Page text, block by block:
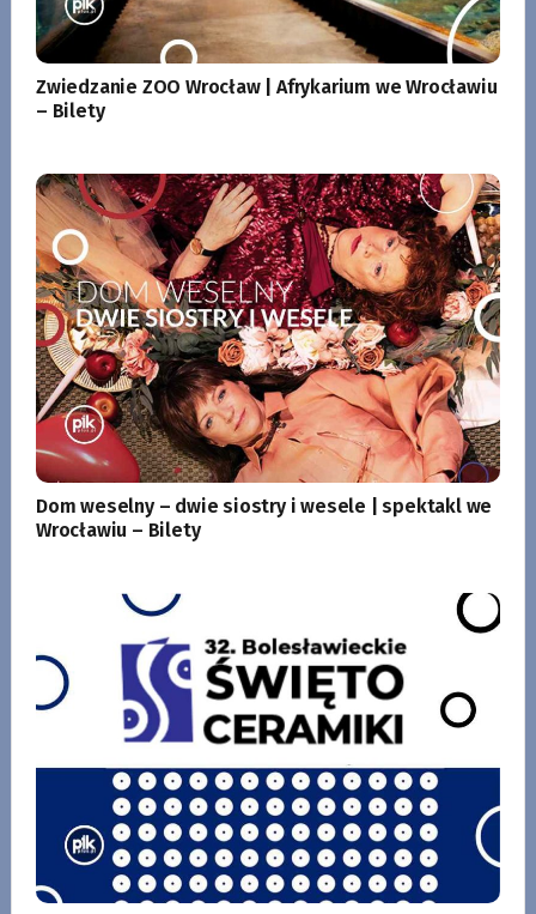
Zwiedzanie ZOO Wrocław | Afrykarium we Wrocławiu
– Bilety
Dom weselny – dwie siostry i wesele | spektakl we
Wrocławiu – Bilety